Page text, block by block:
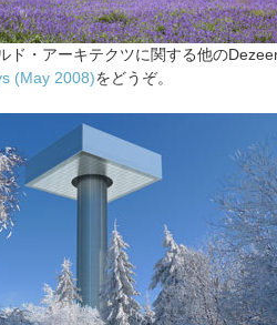
ド・アーキテクツに関する他の
(May 2008)をどうぞ。